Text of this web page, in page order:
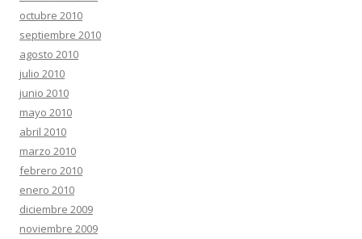
octubre 2010
septiembre 2010
agosto 2010
julio 2010
junio 2010
mayo 2010
abril 2010
marzo 2010
febrero 2010
enero 2010
diciembre 2009
noviembre 2009